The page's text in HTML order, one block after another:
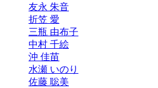
友永 朱音
折笠 愛
三瓶 由布子
中村 千絵
沖 佳苗
水瀬 いのり
佐藤 聡美